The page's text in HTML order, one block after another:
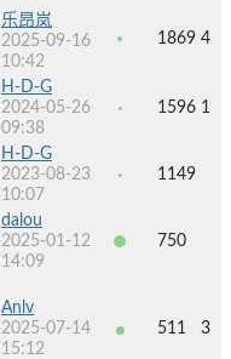
乐昂岚
2025-09-16
10:42
1869 4
H-D-G
2024-05-26
09:38
1596 1
H-D-G
2023-08-23
10:07
1149
dalou
2025-01-12
14:09
750
Anlv
2025-07-14
15:12
511 3